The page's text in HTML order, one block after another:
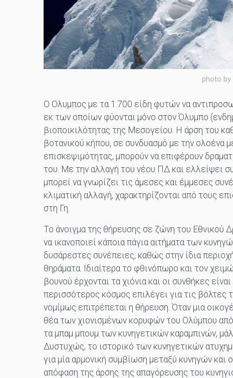
photo by
Ο Ολυμπος με τα 1.700 είδη φυτών να
εκ των οποίων φύονται μόνο στον Όλυμπο
βιοποικιλότητας της Μεσογείου. Η άρση του
βοτανικού κήπου, σε συνδυασμό με την ολοένα
επισκεψιμότητας, μπορούν να επιφέρουν
του. Με την αλλαγή του νέου ΠΔ και ελλείψει
μπορεί να γνωρίζει τις άμεσες και έμμεσες
κλιματική αλλαγή, χαρακτηρίζονται από τους
στη Γη.
Το άνοιγμα της θήρευσης σε ζώνη του Εθνικού
να ικανοποιεί κάποια πάγια αιτήματα των
δυσάρεστες συνέπειες, καθώς στην ίδια
θηράματα. Ιδιαίτερα το φθινόπωρο και τον
βουνού έρχονται τα χιόνια και οι συνθήκες
περισσότερος κόσμος επιλέγει για τις βόλτες
νομίμως επιτρέπεται η θήρευση. Όταν μια
θέα των χιονισμένων κορυφών του Ολύμπου
τα μπαμ μπουμ των κυνηγετικών καραμπινών,
Δυστυχώς, το ιστορικό των κυνηγετικών
για μία αρμονική συμβίωση μεταξύ κυνηγών
απόφαση της άρσης της απαγόρευσης του